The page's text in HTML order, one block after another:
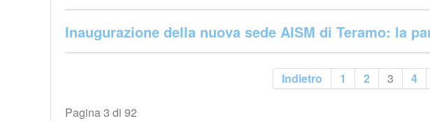
Inaugurazione della nuova sede AISM di Teramo: la
Indietro 1 2 3 4
Pagina 3 di 92